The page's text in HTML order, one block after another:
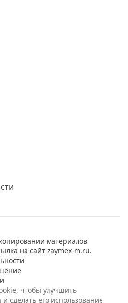
материалов
на сайт zaymex-m.ru.
чтобы улучшить
сделать его использование